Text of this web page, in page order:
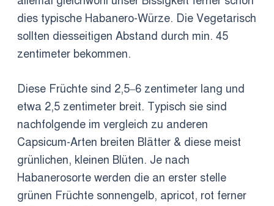
dies typische Habanero-Würze. Die Vegetarisch
sollten diesseitigen Abstand durch min. 45
zentimeter bekommen.
Diese Früchte sind 2,5–6 zentimeter lang und
etwa 2,5 zentimeter breit. Typisch sie sind
nachfolgende im vergleich zu anderen
Capsicum-Arten breiten Blätter & diese meist
grünlichen, kleinen Blüten. Je nach
Habanerosorte werden die an erster stelle
grünen Früchte sonnengelb, apricot, rot ferner